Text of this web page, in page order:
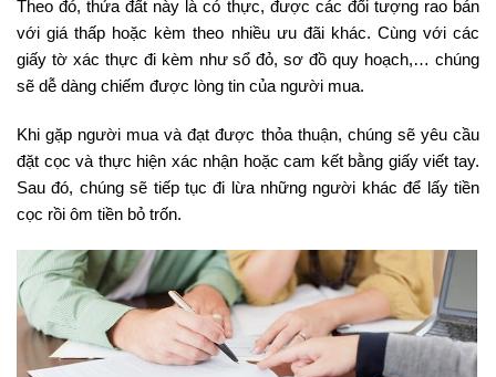
Theo đó, thửa đất này là có thực, được các đối tượng rao bán
với giá thấp hoặc kèm theo nhiều ưu đãi khác. Cùng với các
giấy tờ xác thực đi kèm như sổ đỏ, sơ đồ quy hoạch,… chúng
sẽ dễ dàng chiếm được lòng tin của người mua.
Khi gặp người mua và đạt được thỏa thuận, chúng sẽ yêu cầu
đặt cọc và thực hiện xác nhận hoặc cam kết bằng giấy viết tay.
Sau đó, chúng sẽ tiếp tục đi lừa những người khác để lấy tiền
cọc rồi ôm tiền bỏ trốn.